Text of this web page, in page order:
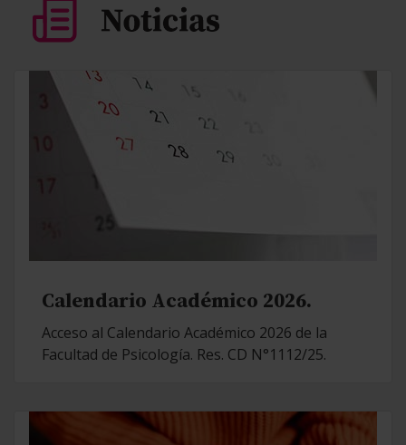
Calendario Académico 2026.
Acceso al Calendario Académico 2026 de la
Facultad de Psicología. Res. CD N°1112/25.